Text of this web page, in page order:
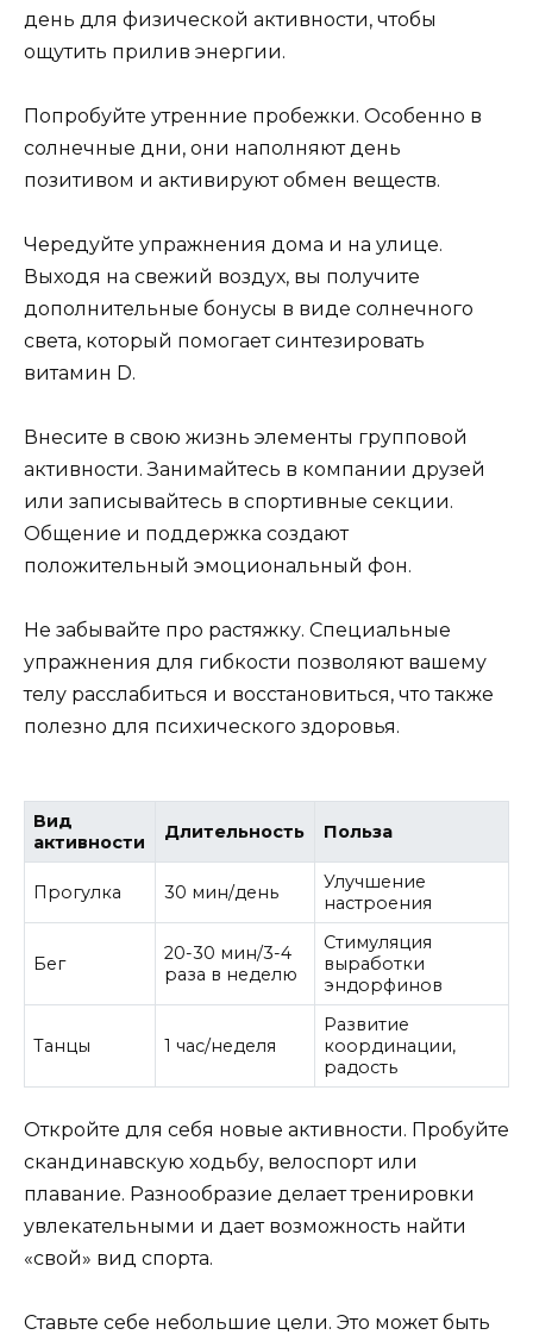
день для физической активности, чтобы
ощутить прилив энергии.
Попробуйте утренние пробежки. Особенно в
солнечные дни, они наполняют день
позитивом и активируют обмен веществ.
Чередуйте упражнения дома и на улице.
Выходя на свежий воздух, вы получите
дополнительные бонусы в виде солнечного
света, который помогает синтезировать
витамин D.
Внесите в свою жизнь элементы групповой
активности. Занимайтесь в компании друзей
или записывайтесь в спортивные секции.
Общение и поддержка создают
положительный эмоциональный фон.
Не забывайте про растяжку. Специальные
упражнения для гибкости позволяют вашему
телу расслабиться и восстановиться, что также
полезно для психического здоровья.
Вид
активности
Длительность Польза
Прогулка 30 мин/день
Улучшение
настроения
Бег
20-30 мин/3-4
раза в неделю
Стимуляция
выработки
эндорфинов
Танцы 1 час/неделя
Развитие
координации,
радость
Откройте для себя новые активности. Пробуйте
скандинавскую ходьбу, велоспорт или
плавание. Разнообразие делает тренировки
увлекательными и дает возможность найти
«свой» вид спорта.
Ставьте себе небольшие цели. Это может быть